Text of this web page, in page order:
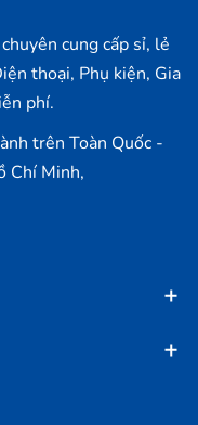
cung cấp sỉ, lẻ
thoại, Phụ kiện, Gia
phí.
trên Toàn Quốc -
Chí Minh,